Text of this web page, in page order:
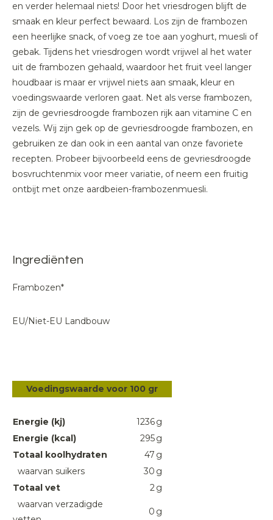
en verder helemaal niets! Door het vriesdrogen blijft de
smaak en kleur perfect bewaard. Los zijn de frambozen
een heerlijke snack, of voeg ze toe aan yoghurt, muesli of
gebak. Tijdens het vriesdrogen wordt vrijwel al het water
uit de frambozen gehaald, waardoor het fruit veel langer
houdbaar is maar er vrijwel niets aan smaak, kleur en
voedingswaarde verloren gaat. Net als verse frambozen,
zijn de gevriesdroogde frambozen rijk aan vitamine C en
vezels. Wij zijn gek op de gevriesdroogde frambozen, en
gebruiken ze dan ook in een aantal van onze favoriete
recepten. Probeer bijvoorbeeld eens de gevriesdroogde
bosvruchtenmix voor meer variatie, of neem een fruitig
ontbijt met onze aardbeien-frambozenmuesli.
Ingrediënten
Frambozen*
EU/Niet-EU Landbouw
Voedingswaarde voor 100 gr
Energie (kj) 1236g
Energie (kcal)
295g
Totaal koolhydraten
47 g
waarvan suikers
30 g
Totaal vet
2g
waarvan verzadigde
0 g